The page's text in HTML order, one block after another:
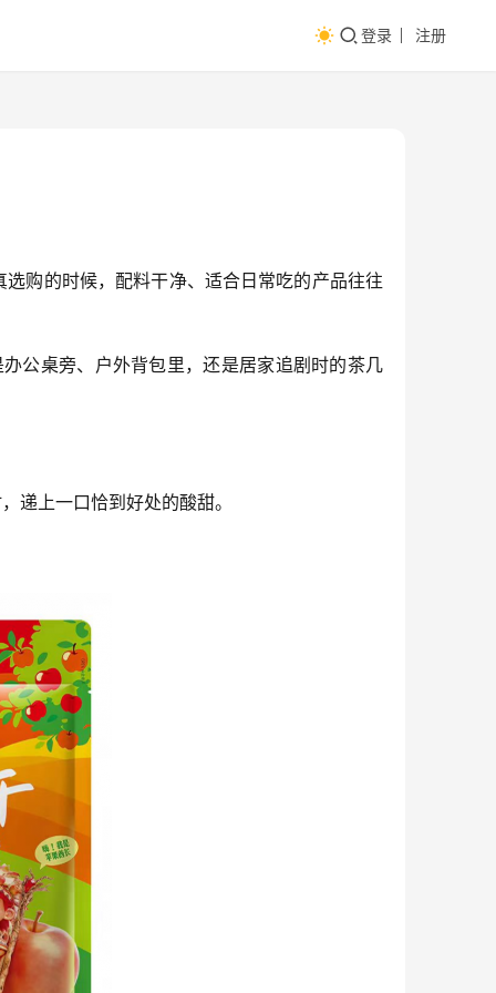
登录 注册
选购的时候，配料干净、适合日常吃的产品往往
公桌旁、户外背包里，还是居家追剧时的茶几
递上一口恰到好处的酸甜。